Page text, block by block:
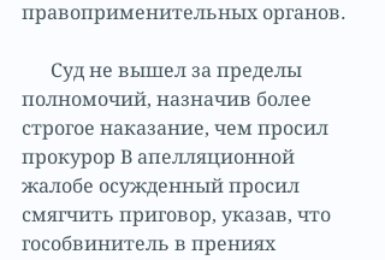
правоприменительных органов.
полномочий, назначив более
строгое наказание, чем просил
прокурор В апелляционной
жалобе осужденный просил
смягчить приговор, указав, что
гособвинитель в прениях